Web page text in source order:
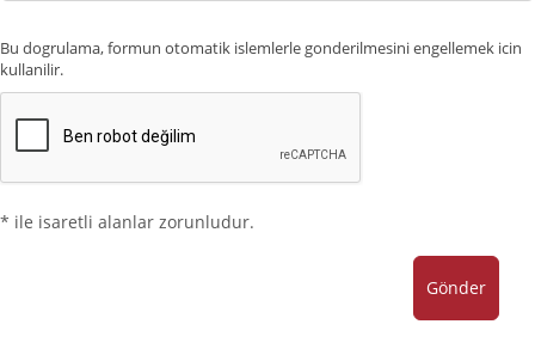
Bu dogrulama, formun otomatik islemlerle gonderilmesini engellemek icin
kullanilir.
* ile isaretli alanlar zorunludur.
Gönder